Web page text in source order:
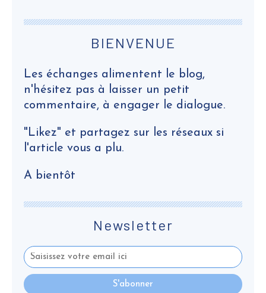
Newsletter
BIENVENUE
Les échanges alimentent le blog,
n'hésitez pas à laisser un petit
commentaire, à engager le dialogue.
"Likez" et partagez sur les réseaux si
l'article vous a plu.
A bientôt